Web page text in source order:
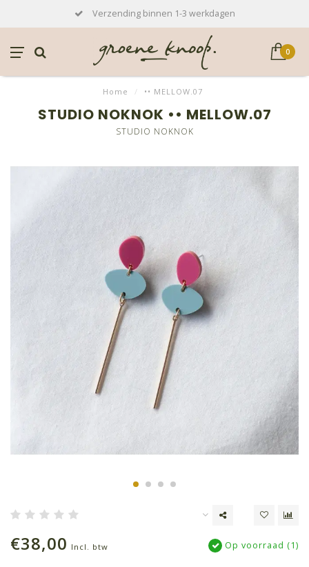
Verzending binnen 1-3 werkdagen
0
Home / •• MELLOW.07
STUDIO NOKNOK •• MELLOW.07
STUDIO NOKNOK
€38,00 Incl. btw Op voorraad (1)